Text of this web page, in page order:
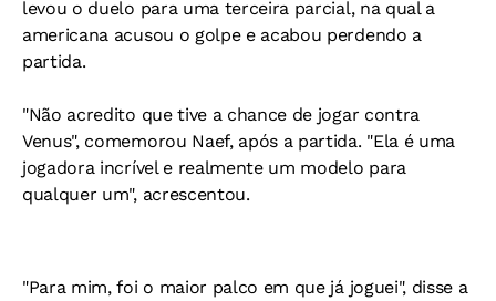
levou o duelo para uma terceira parcial, na qual a
americana acusou o golpe e acabou perdendo a
partida.
"Não acredito que tive a chance de jogar contra
Venus", comemorou Naef, após a partida. "Ela é uma
jogadora incrível e realmente um modelo para
qualquer um", acrescentou.
"Para mim, foi o maior palco em que já joguei", disse a